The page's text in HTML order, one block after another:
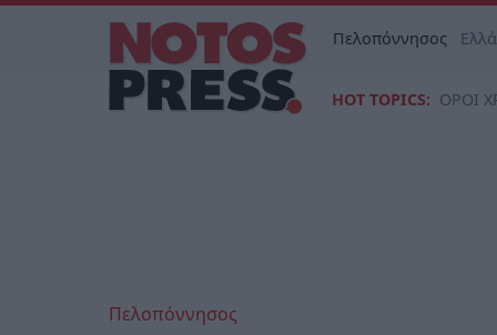
Πελοπόννησος
HOT TOPICS: ΟΡΟΙ
Πελοπόννησος